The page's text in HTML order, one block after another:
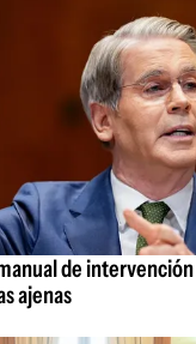
de
ajenas